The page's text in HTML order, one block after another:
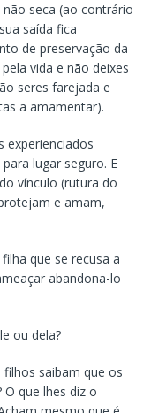
seca (ao contrário
saída fica
de preservação da
vida e não deixes
seres farejada e
a amamentar).
experienciados
lugar seguro. E
vínculo (rutura do
e amam,
que se recusa a
abandona-lo
ou dela?
saibam que os
que lhes diz o